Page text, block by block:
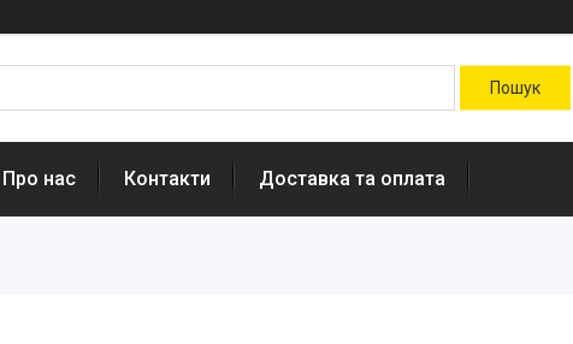
Про нас Контакти Доставка та оплата